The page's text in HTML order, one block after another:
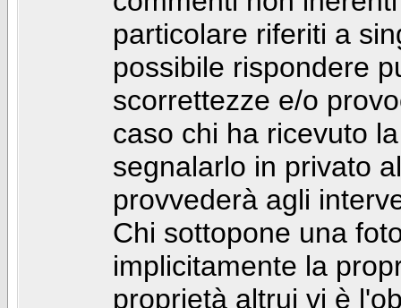
particolare riferiti a
possibile rispondere
scorrettezze e/o
caso chi ha ricevuto
segnalarlo in privato
provvederà agli
Chi sottopone una
implicitamente la
proprietà altrui vi è